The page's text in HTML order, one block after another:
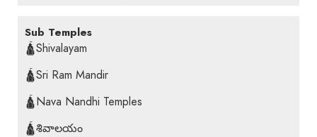
Sub Temples
🛕Shivalayam
🛕Sri Ram Mandir
🛕Nava Nandhi Temples
🛕శివాలయం